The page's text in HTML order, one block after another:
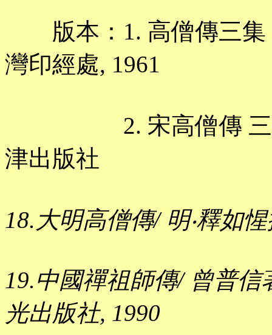
版本：1. 高僧傳三集
灣印經處, 1961
2. 宋高僧傳 三十卷
津出版社
18.大明高僧傳/ 明‧釋如
19.中國禪祖師傳/ 曾普
光出版社, 1990